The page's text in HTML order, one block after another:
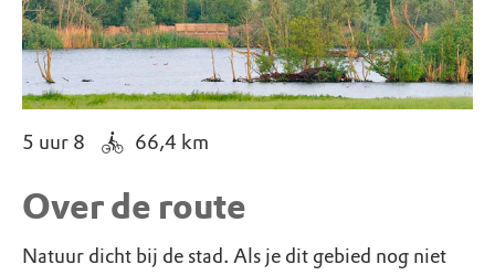
5 uur 8 66,4 km
Over de route
Natuur dicht bij de stad. Als je dit gebied nog niet